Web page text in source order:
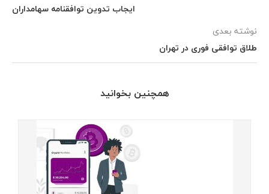
ایجاب تدوین توافقنامه سهامداران
نوشته بعدی
طلاق توافقی فوری در تهران
همچنین بخوانید